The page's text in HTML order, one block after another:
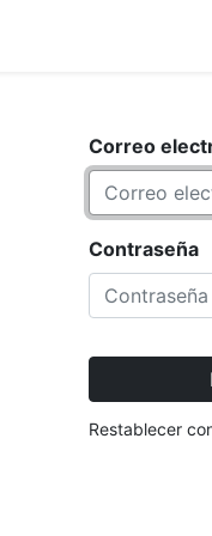
Correo
Contraseña
Restablecer